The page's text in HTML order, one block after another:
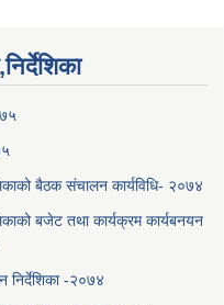
बैठक संचालन कार्यविधि- २०७४
बजेट तथा कार्यक्रम कार्यबनयन
निर्देशिका -२०७४